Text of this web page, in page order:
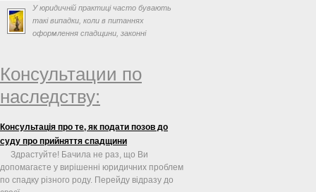
У юридичній практиці часто бувають
такі випадки, коли в питаннях
оформлення спадщини, законні
Консультации по
наследству:
Консультація про те, як подати позов до
суду про прийняття спадщини
Здрастуйте! Бачила не раз, що Ви
допомагаєте у вирішенні юридичних проблем
по спадку різного роду. Перейду відразу до